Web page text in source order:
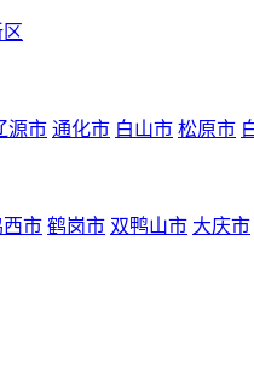
源市 通化市 白山市 松原市
西市 鹤岗市 双鸭山市 大庆市